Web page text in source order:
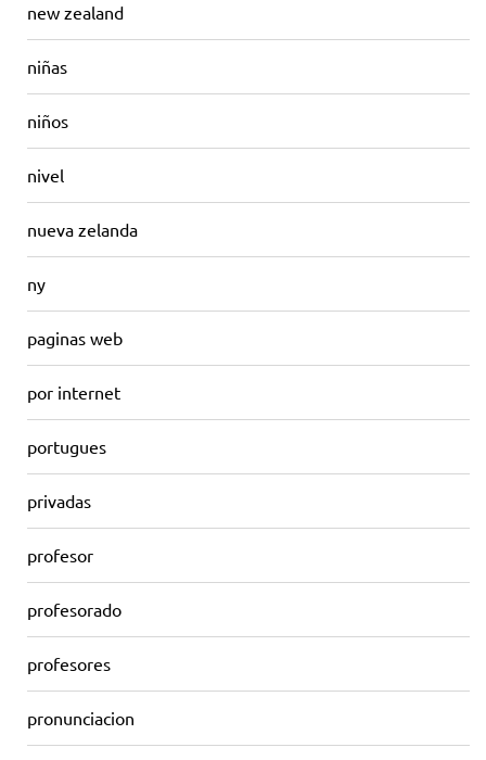
new zealand
niñas
niños
nivel
nueva zelanda
ny
paginas web
por internet
portugues
privadas
profesor
profesorado
profesores
pronunciacion